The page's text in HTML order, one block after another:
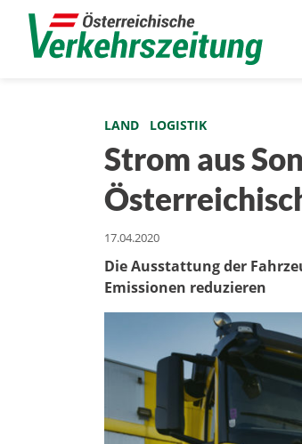
LAND LOGISTIK
Strom aus
17.04.2020
Die Ausstattung der
Emissionen reduzieren